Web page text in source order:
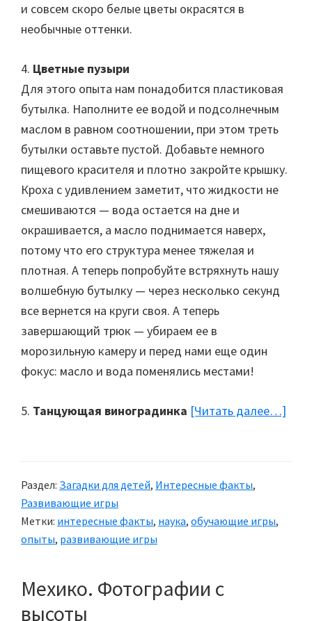
и совсем скоро белые цветы окрасятся в
необычные оттенки.
4. Цветные пузыри
Для этого опыта нам понадобится пластиковая
бутылка. Наполните ее водой и подсолнечным
маслом в равном соотношении, при этом треть
бутылки оставьте пустой. Добавьте немного
пищевого красителя и плотно закройте крышку.
Кроха с удивлением заметит, что жидкости не
смешиваются — вода остается на дне и
окрашивается, а масло поднимается наверх,
потому что его структура менее тяжелая и
плотная. А теперь попробуйте встряхнуть нашу
волшебную бутылку — через несколько секунд
все вернется на круги своя. А теперь
завершающий трюк — убираем ее в
морозильную камеру и перед нами еще один
фокус: масло и вода поменялись местами!
5. Танцующая виноградинка [Читать далее…]
Раздел: Загадки для детей, Интересные факты,
Развивающие игры
Метки: интересные факты, наука, обучающие игры,
опыты, развивающие игры
Мехико. Фотографии с
высоты